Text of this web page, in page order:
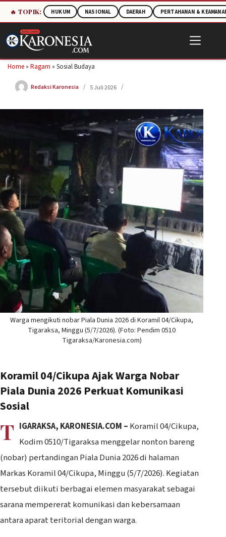
🔥 TOPIK: HUKUM NASIONAL DAERAH PERTAHANAN &
to
content
Home » Ragam » Sosial Budaya
Redaksi Karonesia 5 Juli 2026
Warga mengikuti nobar Piala Dunia 2026 di Koramil 04/Cikupa,
Tigaraksa, Minggu (5/7/2026). (Foto: Pendim 0510
Tigaraksa/Karonesia.com)
Koramil 04/Cikupa Ajak Warga Nobar
Piala Dunia 2026 Perkuat Komunikasi
Sosial
T IGARAKSA, KARONESIA.COM – Koramil 04/Cikupa,
Kodim 0510/Tigaraksa menggelar nonton bareng
(nobar) pertandingan Piala Dunia 2026 di halaman
Markas Koramil 04/Cikupa, Minggu (5/7/2026). Kegiatan
tersebut diikuti berbagai elemen masyarakat sebagai
sarana mempererat komunikasi dan kebersamaan
antara aparat teritorial dengan warga.